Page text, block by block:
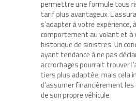
permettre une formule tous
tarif plus avantageux.
s’adapter à votre expérience,
comportement au volant et à
historique de sinistres. Un
ayant tendance à ne pas
accrochages pourrait trouver
tiers plus adaptée, mais cela
d’assumer financièrement
de son propre véhicule.